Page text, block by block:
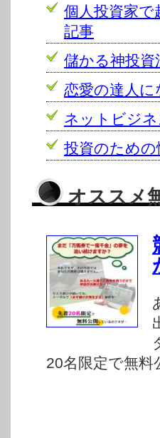
個人投資家で
記事
儲かる神投資
恋愛の達人
ネットビジ
投資のための
オススメ
20名限定で無料